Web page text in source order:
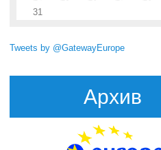
31
Tweets by @GatewayEurope
Архив